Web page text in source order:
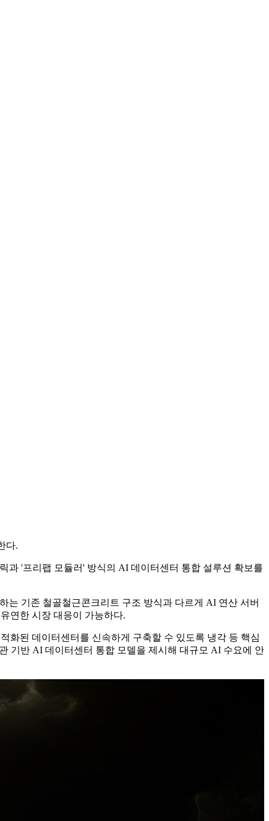
다.
과 '프리팹 모듈러' 방식의 AI 데이터센터 통합 설루션 확보를
는 기존 철골철근콘크리트 구조 방식과 다르게 AI 연산 서버
연한 시장 대응이 가능하다.
화된 데이터센터를 신속하게 구축할 수 있도록 냉각 등 핵심
기반 AI 데이터센터 통합 모델을 제시해 대규모 AI 수요에 안